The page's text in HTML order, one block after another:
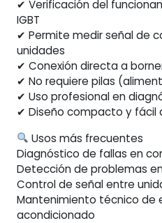
✔ Verificación del
IGBT
✔ Permite medir señal de
unidades
✔ Conexión directa a
✔ No requiere pilas
✔ Uso profesional en
✔ Diseño compacto y fácil
Usos más frecuentes
Diagnóstico de fallas en
Detección de problemas
Control de señal entre
Mantenimiento técnico de
acondicionado